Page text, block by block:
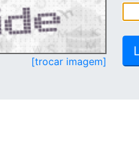
[trocar imagem]